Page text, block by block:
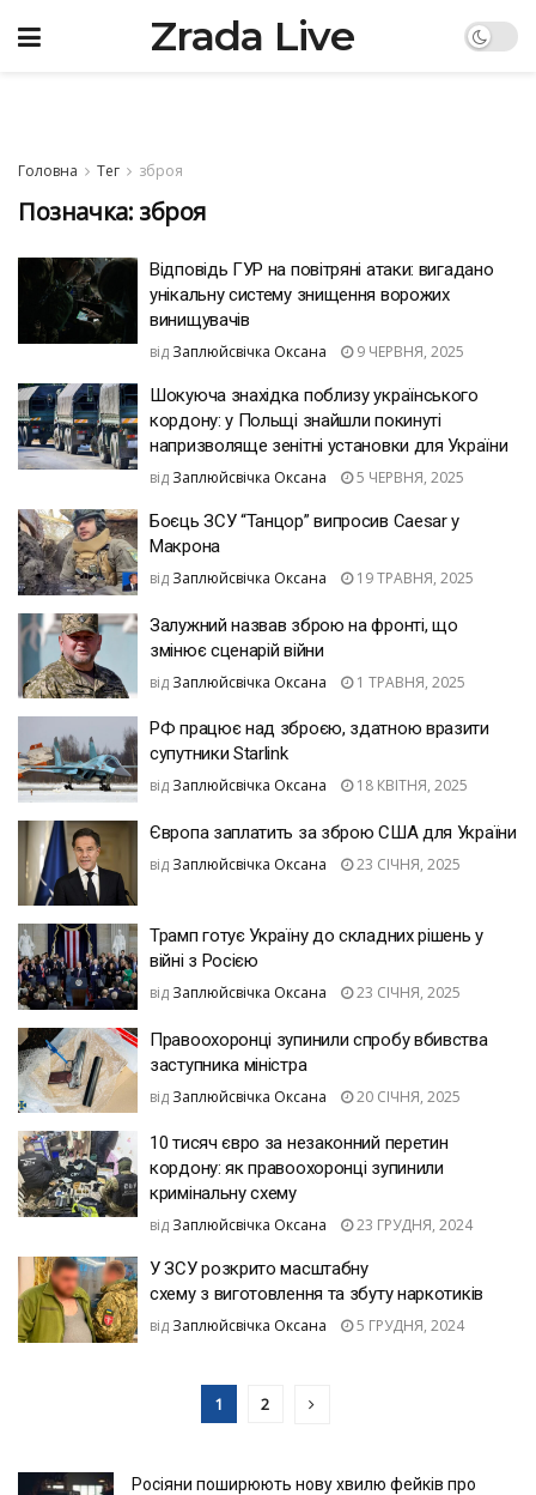
Zrada Live
Головна Тег зброя
Позначка: зброя
Відповідь ГУР на повітряні атаки: вигадано
унікальну систему знищення ворожих
винищувачів
від Заплюйсвічка Оксана 9 ЧЕРВНЯ, 2025
Шокуюча знахідка поблизу українського
кордону: у Польщі знайшли покинуті
напризволяще зенітні установки для України
від Заплюйсвічка Оксана 5 ЧЕРВНЯ, 2025
Боєць ЗСУ “Танцор” випросив Caesar у
Макрона
від Заплюйсвічка Оксана 19 ТРАВНЯ, 2025
Залужний назвав зброю на фронті, що
змінює сценарій війни
від Заплюйсвічка Оксана 1 ТРАВНЯ, 2025
РФ працює над зброєю, здатною вразити
супутники Starlink
від Заплюйсвічка Оксана 18 КВІТНЯ, 2025
Європа заплатить за зброю США для України
від Заплюйсвічка Оксана 23 СІЧНЯ, 2025
Трамп готує Україну до складних рішень у
війні з Росією
від Заплюйсвічка Оксана 23 СІЧНЯ, 2025
Правоохоронці зупинили спробу вбивства
заступника міністра
від Заплюйсвічка Оксана 20 СІЧНЯ, 2025
10 тисяч євро за незаконний перетин
кордону: як правоохоронці зупинили
кримінальну схему
від Заплюйсвічка Оксана 23 ГРУДНЯ, 2024
У ЗСУ розкрито масштабну
схему з виготовлення та збуту наркотиків
від Заплюйсвічка Оксана 5 ГРУДНЯ, 2024
1 2
Росіяни поширюють нову хвилю фейків про